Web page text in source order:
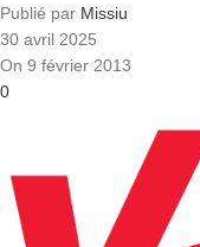
Publié par Missiu
30 avril 2025
On 9 février 2013
0